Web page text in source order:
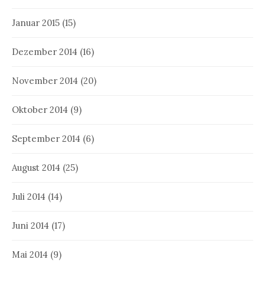
Januar 2015 (15)
Dezember 2014 (16)
November 2014 (20)
Oktober 2014 (9)
September 2014 (6)
August 2014 (25)
Juli 2014 (14)
Juni 2014 (17)
Mai 2014 (9)